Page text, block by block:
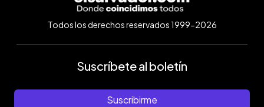
Todos los derechos reservados 1999-2026
Suscríbete al boletín
Suscribirme